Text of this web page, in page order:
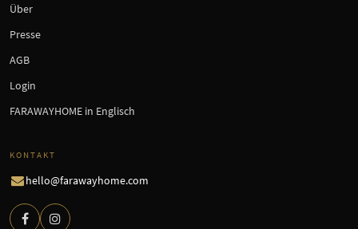
Über
Presse
AGB
Login
FARAWAYHOME in Englisch
KONTAKT
hello@farawayhome.com